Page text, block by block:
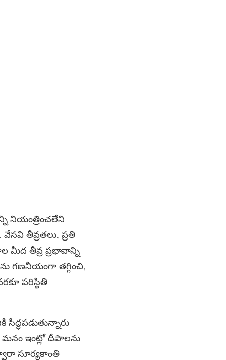
నియంత్రించలేని
తీవ్రతలు, ప్రతి
మీద తీవ్ర ప్రభావాన్ని
గణనీయంగా తగ్గించి,
పరిస్థితి
మనం ఇంట్లో దీపాలను
సూర్యకాంతి